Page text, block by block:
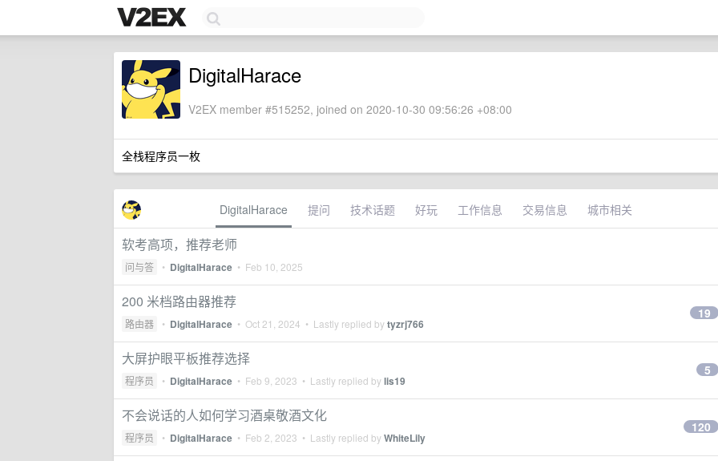
DigitalHarace
V2EX member #515252, joined on 2020-10-30 09:56:26 +08:00
全栈程序员一枚
DigitalHarace 提问 技术话题 好玩 工作信息 交易信息 城市相关
软考高项，推荐老师
问与答 • DigitalHarace • Feb 10, 2025
200 米档路由器推荐
路由器 • DigitalHarace • Oct 21, 2024 • Lastly replied bytyzrj766
19
大屏护眼平板推荐选择
程序员 • DigitalHarace • Feb 9, 2023 • Lastly replied bylis19
5
不会说话的人如何学习酒桌敬酒文化
程序员 • DigitalHarace • Feb 2, 2023 • Lastly replied byWhiteLily
120